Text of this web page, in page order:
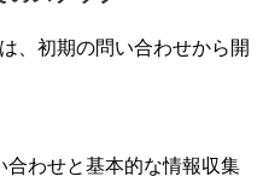
、初期の問い合わせから開
合わせと基本的な情報収集